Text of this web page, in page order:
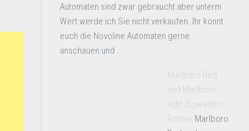
Automaten sind zwar gebraucht aber unterm
Wert werde ich Sie nicht verkaufen. Ihr könnt
euch die Novoline Automaten gerne
anschauen und ...
Marlboro Red
und Marlboro
light Zigaretten
Posten Marlboro